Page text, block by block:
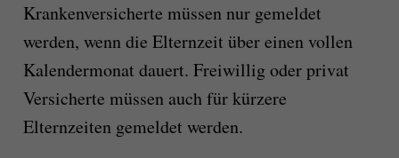
Krankenversicherte müssen nur gemeldet
werden, wenn die Elternzeit über einen vollen
Kalendermonat dauert. Freiwillig oder privat
Versicherte müssen auch für kürzere
Elternzeiten gemeldet werden.